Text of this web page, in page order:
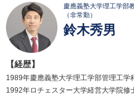
慶應義塾大学理工学部
（非常勤）
鈴木秀男
【経歴】
1989年慶應義塾大学理工学部管理工学
1992年ロチェスター大学経営大学院修